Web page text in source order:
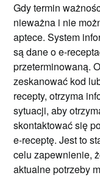
Gdy termin
nieważna i nie
aptece. System
są dane o e-
przeterminowaną.
zeskanować kod
recepty, otrzyma
sytuacji, aby
skontaktować się
e-receptę. Jest to
celu zapewnienie,
aktualne potrzeby